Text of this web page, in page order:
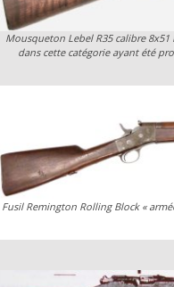
Mousqueton Lebel R35 calibre 8x51
dans cette catégorie ayant été
Fusil Remington Rolling Block «